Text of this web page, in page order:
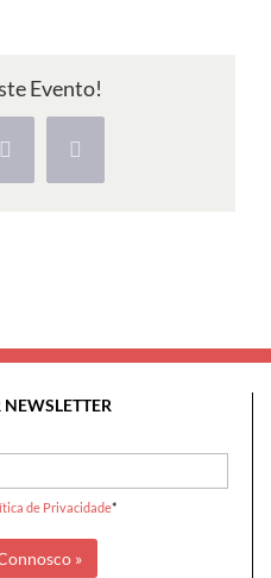
Evento!
X Pinterest
NEWSLETTER
de Privacidade*